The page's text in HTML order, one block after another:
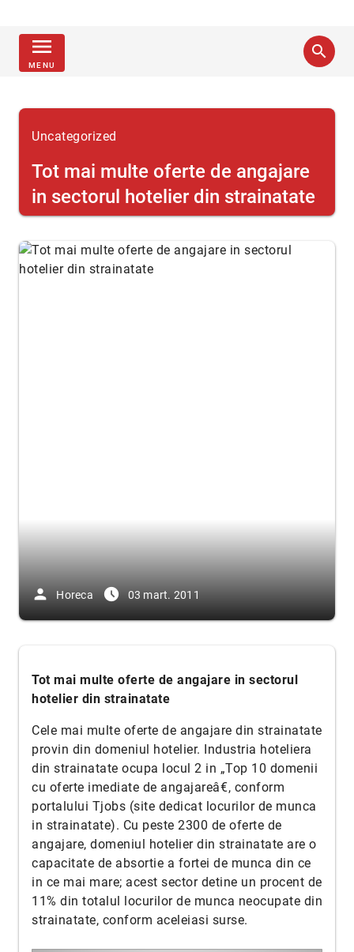
menu
MENU
search
Uncategorized
Tot mai multe oferte de angajare
in sectorul hotelier din strainatate
person Horeca access_time_filled 03 mart. 2011
Tot mai multe oferte de angajare in sectorul
hotelier din strainatate
Cele mai multe oferte de angajare din strainatate
provin din domeniul hotelier. Industria hoteliera
din strainatate ocupa locul 2 in „Top 10 domenii
cu oferte imediate de angajareâ€, conform
portalului Tjobs (site dedicat locurilor de munca
in strainatate). Cu peste 2300 de oferte de
angajare, domeniul hotelier din strainatate are o
capacitate de absortie a fortei de munca din ce
in ce mai mare; acest sector detine un procent de
11% din totalul locurilor de munca neocupate din
strainatate, conform aceleiasi surse.